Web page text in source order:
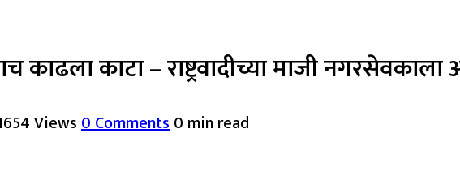
काढला काटा – राष्ट्रवादीच्या माजी
Views0 Comments0 min read